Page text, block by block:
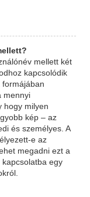
mellett két
kapcsolódik
formájában
mennyi
hogy milyen
kép – az
és személyes. A
e az
megadni ezt a
egy